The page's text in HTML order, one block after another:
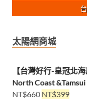
太陽網商城
【台灣好行-皇冠北
North Coast &Tamsui
NT$660 NT$399